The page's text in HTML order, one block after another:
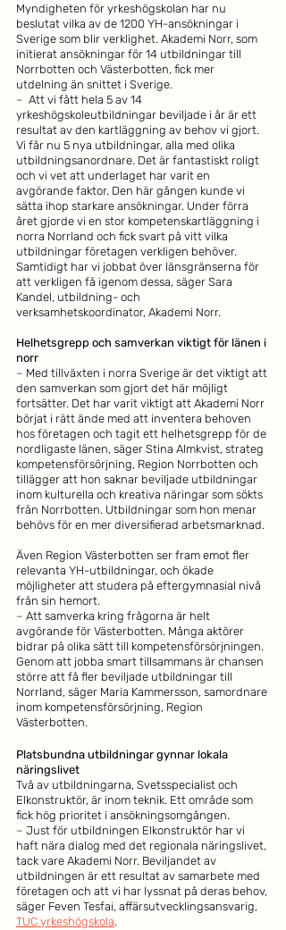
Myndigheten för yrkeshögskolan har nu
beslutat vilka av de 1200 YH-ansökningar i
Sverige som blir verklighet. Akademi Norr, som
initierat ansökningar för 14 utbildningar till
Norrbotten och Västerbotten, fick mer
utdelning än snittet i Sverige.
– Att vi fått hela 5 av 14
yrkeshögskoleutbildningar beviljade i år är ett
resultat av den kartläggning av behov vi gjort.
Vi får nu 5 nya utbildningar, alla med olika
utbildningsanordnare. Det är fantastiskt roligt
och vi vet att underlaget har varit en
avgörande faktor. Den här gången kunde vi
sätta ihop starkare ansökningar. Under förra
året gjorde vi en stor kompetenskartläggning i
norra Norrland och fick svart på vitt vilka
utbildningar företagen verkligen behöver.
Samtidigt har vi jobbat över länsgränserna för
att verkligen få igenom dessa, säger Sara
Kandel, utbildning- och
verksamhetskoordinator, Akademi Norr.
Helhetsgrepp och samverkan viktigt för länen i
norr
– Med tillväxten i norra Sverige är det viktigt att
den samverkan som gjort det här möjligt
fortsätter. Det har varit viktigt att Akademi Norr
börjat i rätt ände med att inventera behoven
hos företagen och tagit ett helhetsgrepp för de
nordligaste länen, säger Stina Almkvist, strateg
kompetensförsörjning, Region Norrbotten och
tillägger att hon saknar beviljade utbildningar
inom kulturella och kreativa näringar som sökts
från Norrbotten. Utbildningar som hon menar
behövs för en mer diversifierad arbetsmarknad.
Även Region Västerbotten ser fram emot fler
relevanta YH-utbildningar, och ökade
möjligheter att studera på eftergymnasial nivå
från sin hemort.
– Att samverka kring frågorna är helt
avgörande för Västerbotten. Många aktörer
bidrar på olika sätt till kompetensförsörjningen.
Genom att jobba smart tillsammans är chansen
större att få fler beviljade utbildningar till
Norrland, säger Maria Kammersson, samordnare
inom kompetensförsörjning, Region
Västerbotten.
Platsbundna utbildningar gynnar lokala
näringslivet
Två av utbildningarna, Svetsspecialist och
Elkonstruktör, är inom teknik. Ett område som
fick hög prioritet i ansökningsomgången.
– Just för utbildningen Elkonstruktör har vi
haft nära dialog med det regionala näringslivet,
tack vare Akademi Norr. Beviljandet av
utbildningen är ett resultat av samarbete med
företagen och att vi har lyssnat på deras behov,
säger Feven Tesfai, affärsutvecklingsansvarig,
TUC yrkeshögskola.